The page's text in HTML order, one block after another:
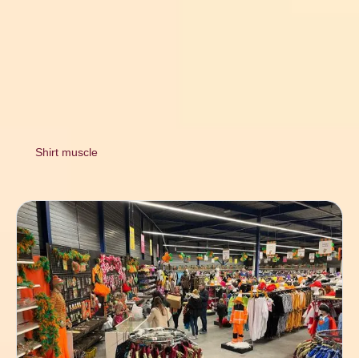
Shirt muscle